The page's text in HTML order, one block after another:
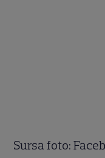
Sursa foto: